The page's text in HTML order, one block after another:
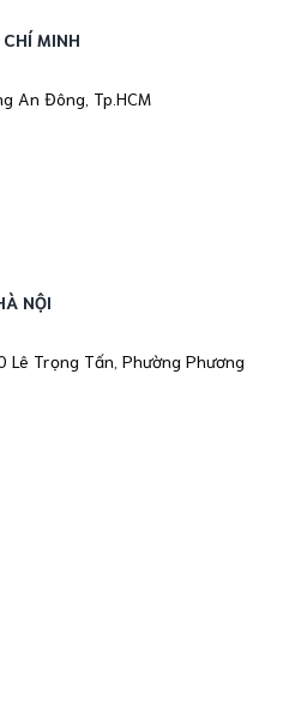
MINH
An Đông, Tp.HCM
NỘI
Lê Trọng Tấn, Phường Phương